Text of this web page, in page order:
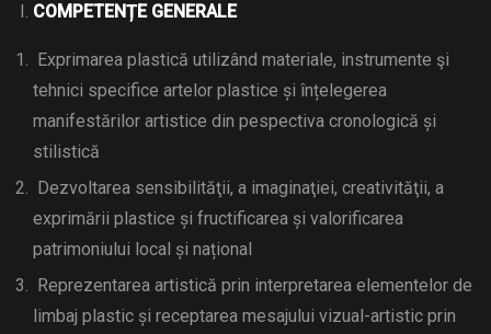
COMPETENȚE GENERALE
Exprimarea plastică utilizând materiale, instrumente şi
tehnici specifice artelor plastice și înțelegerea
manifestărilor artistice din pespectiva cronologică și
stilistică
Dezvoltarea sensibilităţii, a imaginaţiei, creativităţii, a
exprimării plastice și fructificarea și valorificarea
patrimoniului local și național
Reprezentarea artistică prin interpretarea elementelor de
limbaj plastic și receptarea mesajului vizual-artistic prin